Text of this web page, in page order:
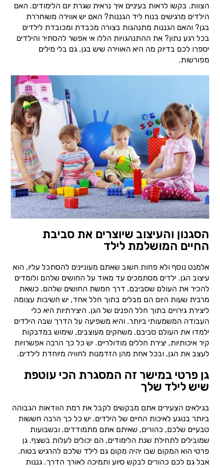
הצוות. בקשו לראות בעיניים איך נראית שגרת יום הלימודים. האם
הילדים מרגישים בנוח ליד הגננות? האם יש אווירה משוחררת
בגן? והאם הגננות מתנהגות בצורה מכבדת ומכובדת לילדים
בכל רגע נתון? את ההתנהגויות הללו אי אפשר להסתיר והילדים
יספרו לכם בדיוק מה היא האווירה שיש בגן. גם בלי מילים
מפורשות.
הסגנון והעיצוב שיוצרים את סביבת
החיים המושלמת לילד
אלמנט נוסף ולא פחות חשוב שאתם מעוניינים להסתכל עליו, הוא
עיצוב הגן. ילדים מסתמכים עד מאוד על החושים שלהם ולומדים
להכיר את העולם שסביבם, דרך חמשת החושים שלהם. כשאת
מרבית שעות היום הם מבלים בתוך חלל אחד, יש חשיבות עצומה
ליצירת גירויים בתוך חלל הפנים של הגן. היצירתיות היא כלי
העבודה המשמעותי ביותר. והיא משפיעה על הדרך שבה הילדים
ילמדו את העולם סביבם. משחקים מעוצבים, שימוש במדבקות
קיר איכותיות, יצירת חללים מודולריים. יש כל כך הרבה אפשרויות
לעצב את הגן, ובכל אחת מהן הזדמנות לחוויה מיוחדת לילדים.
גן פרטי במישר זה המסגרת הכי עוטפת
שיש לילד שלך
בגילאים הצעירים אתם מבקשים לקבל את רמת הוודאות הגבוהה
ביותר בנוגע לאיכות החיים של הילדים. יש כל כך הרבה חששות
טבעיים שלכם, כהורים, שאיתם אתם מתמודדים. ובשבועות
שמובילים לתחילת שנת הלימודים, הם יכולים לעלות בשצף. גן
פרטי הוא המקום שבו יהיה מקום גם לילד שלכם להרגיש בטוח.
אבל גם לכם כהורים לבקש סיוע ותמיכה לאורך הדרך. גננות